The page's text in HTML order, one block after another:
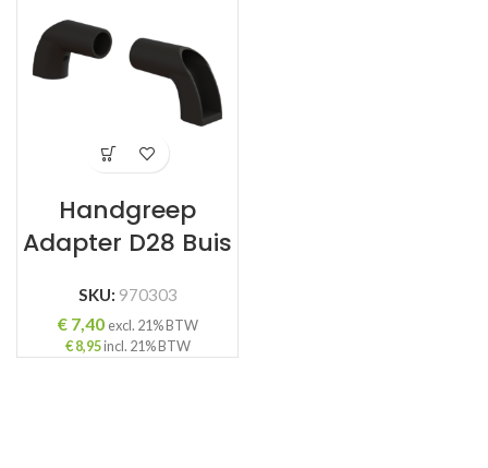
Handgreep
Adapter D28 Buis
SKU: 970303
€7,40 excl. 21% BTW
€8,95incl. 21% BTW